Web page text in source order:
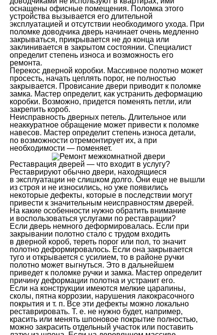
оснащены офисные помещения. Поломка этого
устройства вызывается его длительной
эксплуатацией и отсутствии необходимого ухода. При
поломке доводчика дверь начинает очень медленно
закрываться, прикрывается не до конца или
заклинивается в закрытом состоянии. Специалист
определит степень износа и возможность его
ремонта.
Перекос дверной коробки. Массивное полотно может
просесть, начать цеплять порог, не полностью
закрывается. Провисание двери приводит к поломке
замка. Мастер определит, как устранить деформацию
коробки. Возможно, придется поменять петли, или
закрепить короб.
Неисправность дверных петель. Длительное или
неаккуратное обращение может привести к поломке
навесов. Мастер определит степень износа детали,
по возможности отремонтирует их, а при
необходимости — поменяет.
Реставрация дверей — что входит в услугу?
Реставрируют обычно двери, находящиеся
в эксплуатации не слишком долго. Они еще не вышли
из строя и не износились, но уже появились
некоторые дефекты, которые в последствии могут
привести к значительным неисправностям дверей.
На какие особенности нужно обратить внимание
и воспользоваться услугами по реставрации?
Если дверь немного деформировалась. Если при
закрывании полотно стало с трудом входить
в дверной короб, тереть порог или пол, то значит
полотно деформировалось. Если она закрывается
туго и открывается с усилием, то в районе ручки
полотно может выгнуться. Это в дальнейшем
приведет к поломке ручки и замка. Мастер определит
причину деформации полотна и устранит его.
Если на конструкции имеются мелкие царапины,
сколы, пятна коррозии, нарушения лакокрасочного
покрытия и т. п. Все эти дефекты можно локально
реставрировать. Т. е. не нужно будет, например,
красить или менять шпоновое покрытие полностью,
можно закрасить отдельный участок или поставить